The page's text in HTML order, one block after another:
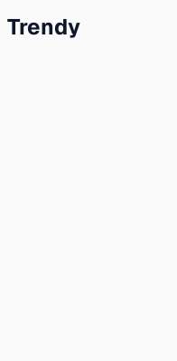
Trendy